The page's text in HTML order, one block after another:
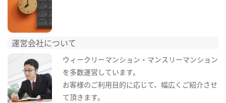
運営会社について
ウィークリーマンション・マンスリーマンション
を多数運営しています。
お客様のご利用目的に応じて、幅広くご紹介させ
て頂きます。